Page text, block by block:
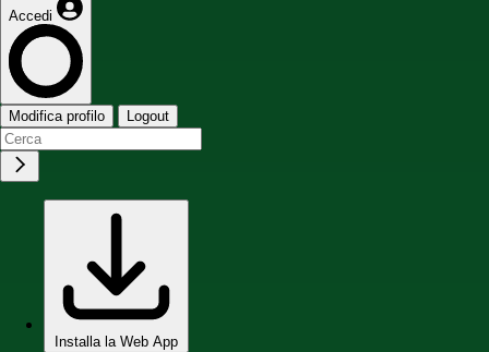
Accedi
Modifica profilo Logout
Installa la Web App